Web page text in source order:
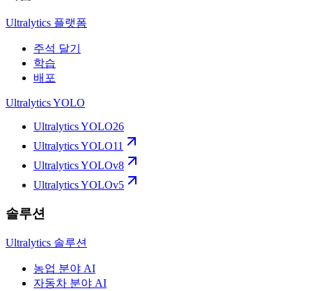
Ultralytics 플랫폼
주석 달기
학습
배포
Ultralytics YOLO
Ultralytics YOLO26
Ultralytics YOLO11
Ultralytics YOLOv8
Ultralytics YOLOv5
솔루션
Ultralytics 솔루션
농업 분야 AI
자동차 분야 AI